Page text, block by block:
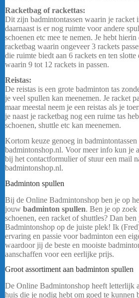
Racketbag of rackettas:
Dit zijn badmintontassen waarin je racket
daarnaast is er nog ruimte voor andere
schoenen etc mee te nemen. Je hebt
racketbag waarin ongeveer 3 rackets
die ruimte biedt aan 6 rackets en ten slotte
waarin 9 tot 12 rackets in passen.
Reistas:
De reistas is een grote badminton tas
je veel spullen kan meenemen. Je racket
maar meestal neem je een reistas als je
je naast je racketbag nog een ruime tas
schoenen, shuttle etc kan meenemen.
Kortom keuze genoeg in
badmintonshop.nl. Voor meer info kun je
bij het contactformulier of stuur een mail
badmintonshop.nl.
Badminton spullen
Bij de Online Badmintonshop ben je op
jouw badminton spullen. Ben je op
schoenen, een racket of shuttles? Dan
Badmintonshop op de juiste plek! Ik
ervaring en passie voor badminton een
waardoor jij de beste en mooiste
aanschaffen voor een eerlijke prijs.
Groot assortiment aan badminton spullen
De Online Badmintonshop heeft letterlijk
huis die je nodig hebt om goed te kunnen